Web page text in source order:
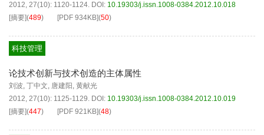
2012, 27(10): 1120-1124. DOI: 10.19303/j.issn.1008-0384.2012.10.018
[摘要](489) [PDF 934KB](50)
科技管理
论技术创新与技术创造的主体属性
刘波, 丁中文, 唐建阳 , 黄献光
2012, 27(10): 1125-1129. DOI: 10.19303/j.issn.1008-0384.2012.10.019
[摘要](447) [PDF 921KB](48)